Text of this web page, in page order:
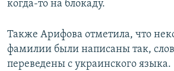
когда-то на блокаду.
Также Арифова отметила, что
фамилии были написаны так,
переведены с украинского языка.